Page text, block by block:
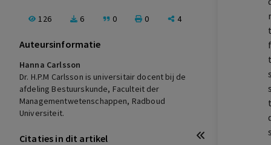
126 6 0 0 4
Auteursinformatie
Hanna Carlsson
Dr. H.P.M Carlsson is universitair docent bij de
afdeling Bestuurskunde, Faculteit der
Managementwetenschappen, Radboud
Universiteit.
Citaties in dit artikel